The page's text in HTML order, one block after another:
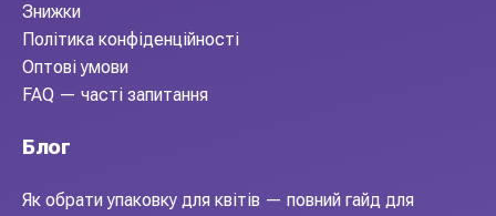
Знижки
Політика конфіденційності
Оптові умови
FAQ — часті запитання
Блог
Як обрати упаковку для квітів — повний гайд для